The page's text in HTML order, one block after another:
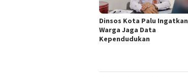
Dinsos Kota Palu Ingatkan
Warga Jaga Data
Kependudukan